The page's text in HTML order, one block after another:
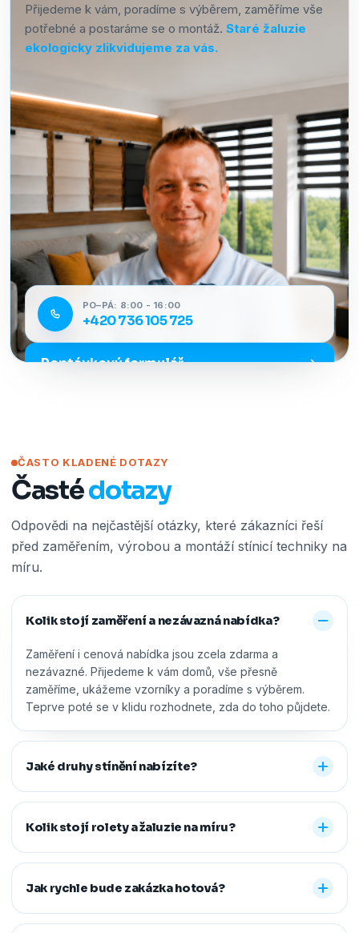
Přijedeme k vám, poradíme s výběrem, zaměříme vše
potřebné a postaráme se o montáž. Staré žaluzie
ekologicky zlikvidujeme za vás.
PO–PÁ: 8:00 - 16:00
+420 736 105 725
Poptávkový formulář
ČASTO KLADENÉ DOTAZY
Častédotazy
Odpovědi na nejčastější otázky, které zákazníci řeší
před zaměřením, výrobou a montáží stínicí techniky na
míru.
Kolik stojí zaměření a nezávazná nabídka?
Zaměření i cenová nabídka jsou zcela zdarma a
nezávazné. Přijedeme k vám domů, vše přesně
zaměříme, ukážeme vzorníky a poradíme s výběrem.
Teprve poté se v klidu rozhodnete, zda do toho půjdete.
Jaké druhy stínění nabízíte?
Nabízíme vnitřní i venkovní stínění na míru: rolety den a
noc, plisé rolety, římské, látkové a termo rolety, vertikální,
dřevěné, bambusové i hliníkové žaluzie a sítě proti
hmyzu. Vyrobíme řešení pro běžná, střešní i atypická
Kolik stojí rolety a žaluzie na míru?
Konečná cena se odvíjí od zvoleného typu stínění a jeho
vodicích lišt, rozměru oken i vybrané látky či dekoru.
Přesnou cenovou nabídku vám připravíme zdarma.
Jak rychle bude zakázka hotová?
Standardní dodací lhůta je 7–14 pracovních dní od